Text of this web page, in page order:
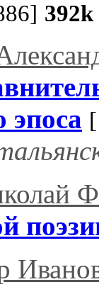
392k
эпоса